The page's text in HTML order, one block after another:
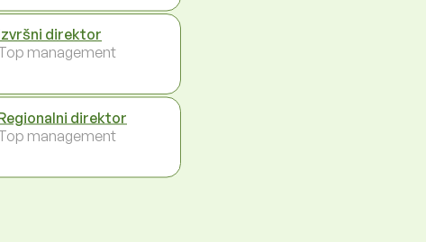
direktor
management
direktor
management